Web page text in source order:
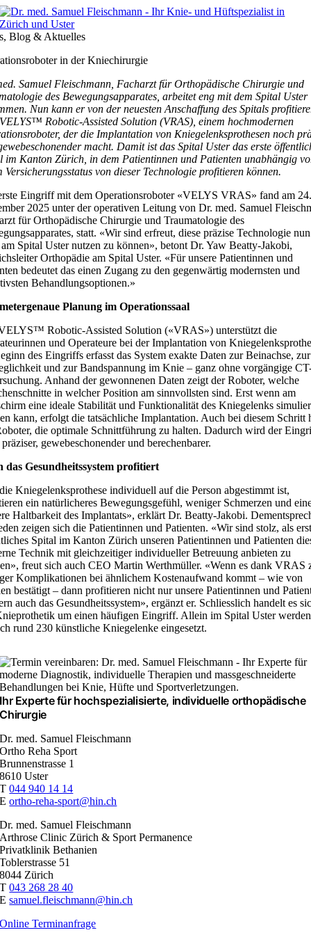
Zum
Inhalt
springen
Blog & Aktuelles
in der Kniechirurgie
Samuel Fleischmann, Facharzt für Orthopädische Chirurgie und
des Bewegungsapparates, arbeitet eng mit dem Spital Uster
Nun kann er von der neuesten Anschaffung des Spitals
Robotic-Assisted Solution (VRAS), einem hochmodernen
der die Implantation von Kniegelenksprothesen noch
macht. Damit ist das Spital Uster das erste
im Kanton Zürich, in dem Patientinnen und Patienten unabhängig
Versicherungsstatus von dieser Technologie profitieren können.
Eingriff mit dem Operationsroboter «VELYS VRAS» fand am 24.
2025 unter der operativen Leitung von Dr. med. Samuel
für Orthopädische Chirurgie und Traumatologie des
statt. «Wir sind erfreut, diese präzise Technologie nun
Spital Uster nutzen zu können», betont Dr. Yaw Beatty-Jakobi,
Orthopädie am Spital Uster. «Für unsere Patientinnen und
bedeutet das einen Zugang zu den gegenwärtig modernsten und
Behandlungsoptionen.»
Planung im Operationssaal
Robotic-Assisted Solution («VRAS») unterstützt die
und Operateure bei der Implantation von
des Eingriffs erfasst das System exakte Daten zur Beinachse, zur
und zur Bandspannung im Knie – ganz ohne vorgängige
Anhand der gewonnenen Daten zeigt der Roboter, welche
in welcher Position am sinnvollsten sind. Erst wenn am
eine ideale Stabilität und Funktionalität des Kniegelenks
kann, erfolgt die tatsächliche Implantation. Auch bei diesem Schritt
die optimale Schnittführung zu halten. Dadurch wird der
gewebeschonender und berechenbarer.
das Gesundheitssystem profitiert
Kniegelenksprothese individuell auf die Person abgestimmt ist,
ein natürlicheres Bewegungsgefühl, weniger Schmerzen und
Haltbarkeit des Implantats», erklärt Dr. Beatty-Jakobi.
zeigen sich die Patientinnen und Patienten. «Wir sind stolz, als
Spital im Kanton Zürich unseren Patientinnen und Patienten
Technik mit gleichzeitiger individueller Betreuung anbieten zu
freut sich auch CEO Martin Werthmüller. «Wenn es dank VRAS
Komplikationen bei ähnlichem Kostenaufwand kommt – wie von
bestätigt – dann profitieren nicht nur unsere Patientinnen und
auch das Gesundheitssystem», ergänzt er. Schliesslich handelt es
um einen häufigen Eingriff. Allein im Spital Uster werden
rund 230 künstliche Kniegelenke eingesetzt.
Ihr Experte für hochspezialisierte, individuelle orthopädische
Chirurgie
Dr. med. Samuel Fleischmann
Ortho Reha Sport
Brunnenstrasse 1
8610 Uster
T044 940 14 14
Eortho-reha-sport@hin.ch
Dr. med. Samuel Fleischmann
Arthrose Clinic Zürich & Sport Permanence
Privatklinik Bethanien
Toblerstrasse 51
8044 Zürich
T043 268 28 40
Esamuel.fleischmann@hin.ch
Online Terminanfrage